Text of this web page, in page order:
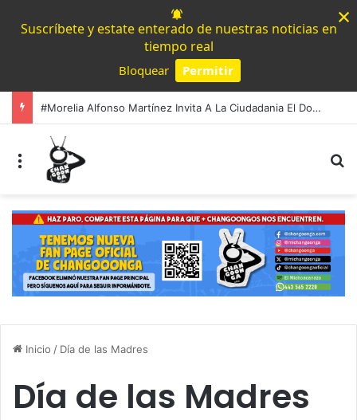
Suscríbete y estate enterado de nuestras noticias en
tiempo real
Bloquear Permitir
×
#Morelia Alfonso Martínez Invita A La Ciudadania El Domingo Al Parque Lineal De Av. Quinceo; Habrá Zona Gastronómica Y Activación Familiar
Menú
Inicio / Día de las Madres
Día de las Madres